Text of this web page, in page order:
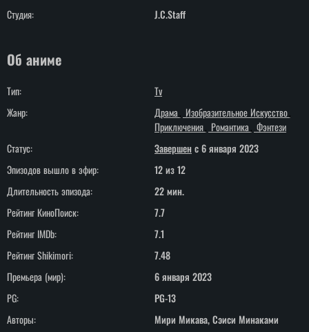
Студия: J.C.Staff
Об аниме
Тип:
Tv
Жанр:
Драма
Изобразительное Искусство
Приключения Романтика Фэнтези
Статус:
Завершенc 6 января 2023
Эпизодов вышло в эфир:
12 из 12
Длительность эпизода:
22 мин.
Рейтинг КиноПоиск:
7.7
Рейтинг IMDb:
7.1
Рейтинг Shikimori:
7.48
Премьера (мир):
6 января 2023
PG:
PG-13
Авторы:
Мири Микава, Сэиси Минаками